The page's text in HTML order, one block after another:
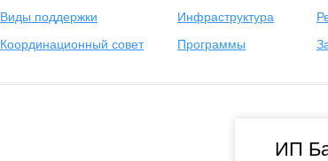
Виды поддержки Инфраструктура
Координационный совет
Программы
ИП